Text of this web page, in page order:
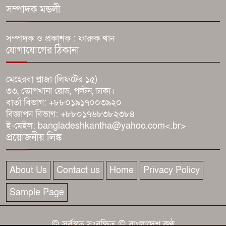
মাদকে জড়িত পুলিশ সদস্যদের
বিরুদ্ধেই আগে ব্যবস্থা: খুলনা রেঞ্জ
দেশের বাজারে অনারের আল্ট্রা-স্লিম
ফোল্ডেবল ‘ম্যাজিক ভি৬’
সুস্থ সংস্কৃতি ও দায়িত্বশীল
সাংবাদিকতা গঠনে তরুণ
সম্পাদক মন্ডলী
সম্পাদক ও প্রকাশক : ফারুক খান
যোগাযোগের ঠিকানা
মেহেরবা প্লাজা (লিফটের ১৫)
৩৩, তোপখানা রোড, পল্টন, ঢাকা।
বার্তা বিভাগ: +৮৮০১৯১৭০০৩৯২০
বিজ্ঞাপন বিভাগ: +৮৮০১৭৬৮৩৮২৩৮৪
ই-মেইল: bangladeshkantha@yahoo.com<.br>
প্রয়োজনীয় লিঙ্ক
About Us Contact us Home
Privacy Policy
Sample Page